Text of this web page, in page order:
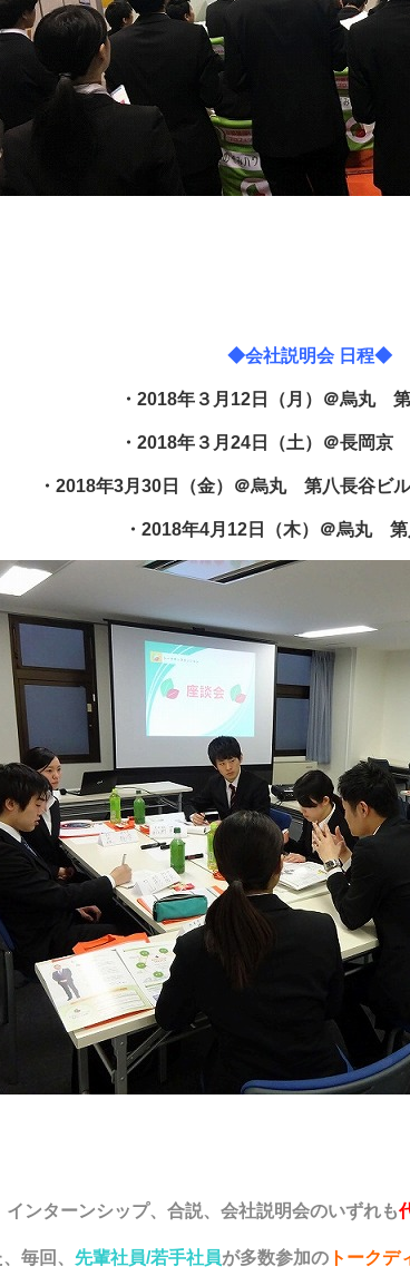
◆会社説明会 日程◆
・2018年３月12日（月）＠烏丸
・2018年３月24日（土）＠長岡京
（金）＠烏丸 第八長谷ビル
・2018年4月12日（木）＠烏丸
インターンシップ、合説、会社説明会のいずれも
毎回、 先輩社員/若手社員が多数参加のトークデ